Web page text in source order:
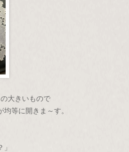
大きいもので
等に開きま～す。